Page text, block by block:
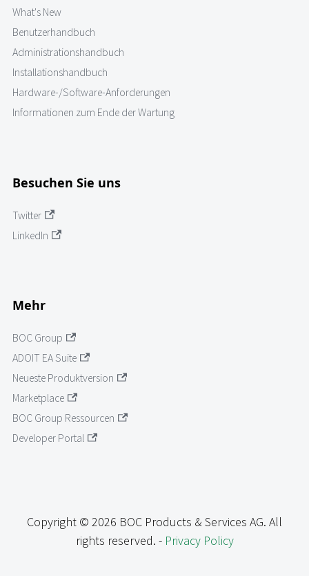
What's New
Benutzerhandbuch
Administrationshandbuch
Installationshandbuch
Hardware-/Software-Anforderungen
Informationen zum Ende der Wartung
Besuchen Sie uns
Twitter
LinkedIn
Mehr
BOC Group
ADOIT EA Suite
Neueste Produktversion
Marketplace
BOC Group Ressourcen
Developer Portal
Copyright © 2026 BOC Products & Services AG. All
rights reserved. - Privacy Policy